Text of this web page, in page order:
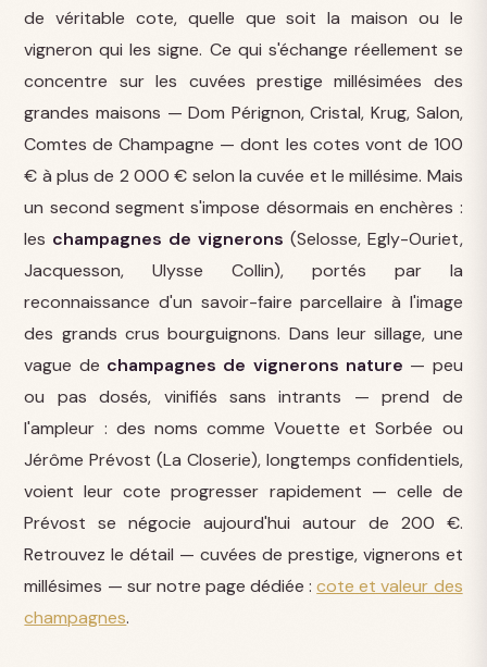
de véritable cote, quelle que soit la maison ou le
vigneron qui les signe. Ce qui s'échange réellement se
concentre sur les cuvées prestige millésimées des
grandes maisons — Dom Pérignon, Cristal, Krug, Salon,
Comtes de Champagne — dont les cotes vont de 100
€ à plus de 2 000 € selon la cuvée et le millésime. Mais
un second segment s'impose désormais en enchères :
les champagnes de vignerons (Selosse, Egly-Ouriet,
Jacquesson, Ulysse Collin), portés par la
reconnaissance d'un savoir-faire parcellaire à l'image
des grands crus bourguignons. Dans leur sillage, une
vague de champagnes de vignerons nature — peu
ou pas dosés, vinifiés sans intrants — prend de
l'ampleur : des noms comme Vouette et Sorbée ou
Jérôme Prévost (La Closerie), longtemps confidentiels,
voient leur cote progresser rapidement — celle de
Prévost se négocie aujourd'hui autour de 200 €.
Retrouvez le détail — cuvées de prestige, vignerons et
millésimes — sur notre page dédiée :cote et valeur des
champagnes.